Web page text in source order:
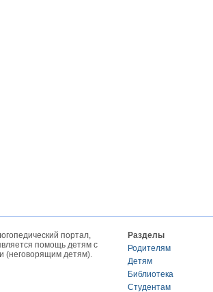
портал,
помощь детям с
(неговорящим детям).
Разделы
Родителям
Детям
Библиотека
Студентам